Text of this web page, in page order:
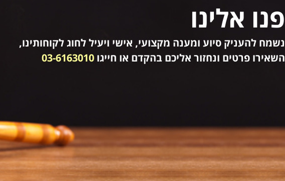
פנו אלינו
נשמח להעניק סיוע ומענה מקצועי, אישי ויעיל לחוג לקוחותינו,
השאירו פרטים ונחזור אליכם בהקדם או חייגו 03-6163010